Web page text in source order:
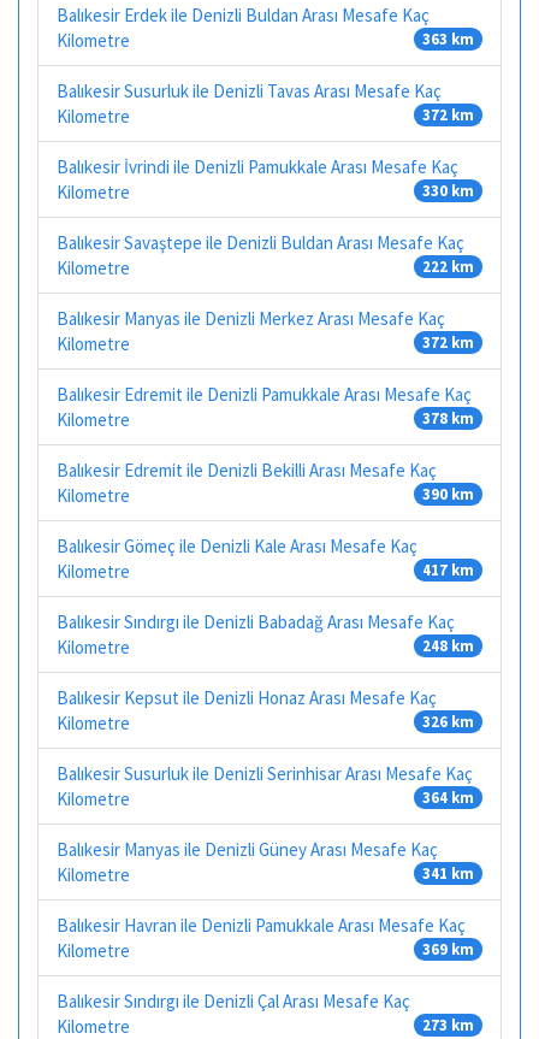
Balıkesir Erdek ile Denizli Buldan Arası Mesafe Kaç
Kilometre
363 km
Balıkesir Susurluk ile Denizli Tavas Arası Mesafe Kaç
Kilometre
372 km
Balıkesir İvrindi ile Denizli Pamukkale Arası Mesafe Kaç
Kilometre
330 km
Balıkesir Savaştepe ile Denizli Buldan Arası Mesafe Kaç
Kilometre
222 km
Balıkesir Manyas ile Denizli Merkez Arası Mesafe Kaç
Kilometre
372 km
Balıkesir Edremit ile Denizli Pamukkale Arası Mesafe Kaç
Kilometre
378 km
Balıkesir Edremit ile Denizli Bekilli Arası Mesafe Kaç
Kilometre
390 km
Balıkesir Gömeç ile Denizli Kale Arası Mesafe Kaç
Kilometre
417 km
Balıkesir Sındırgı ile Denizli Babadağ Arası Mesafe Kaç
Kilometre
248 km
Balıkesir Kepsut ile Denizli Honaz Arası Mesafe Kaç
Kilometre
326 km
Balıkesir Susurluk ile Denizli Serinhisar Arası Mesafe Kaç
Kilometre
364 km
Balıkesir Manyas ile Denizli Güney Arası Mesafe Kaç
Kilometre
341 km
Balıkesir Havran ile Denizli Pamukkale Arası Mesafe Kaç
Kilometre
369 km
Balıkesir Sındırgı ile Denizli Çal Arası Mesafe Kaç
Kilometre
273 km